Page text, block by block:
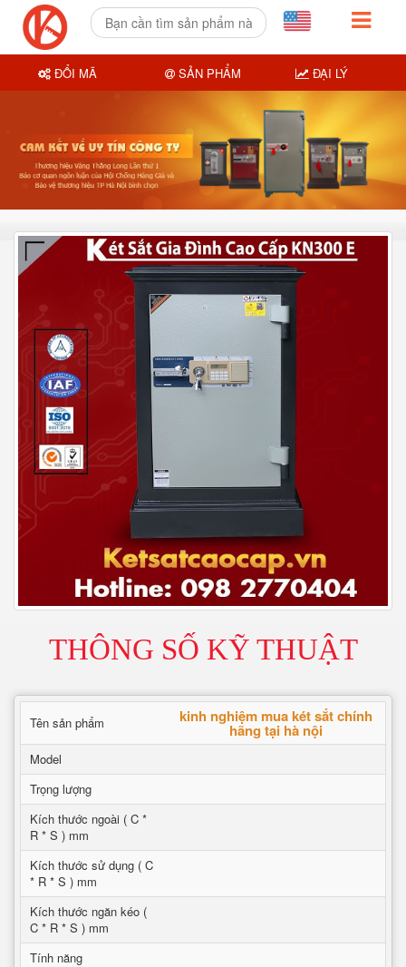
THÔNG SỐ KỸ THUẬT
Tên sản phẩm kinh nghiệm mua két sắt chính
hãng tại hà nội
Model
Trọng lượng
Kích thước ngoài ( C *
R * S ) mm
Kích thước sử dụng ( C
* R * S ) mm
Kích thước ngăn kéo (
C * R * S ) mm
Tính năng
ĐỔI MÃ SẢN PHẨM ĐẠI LÝ